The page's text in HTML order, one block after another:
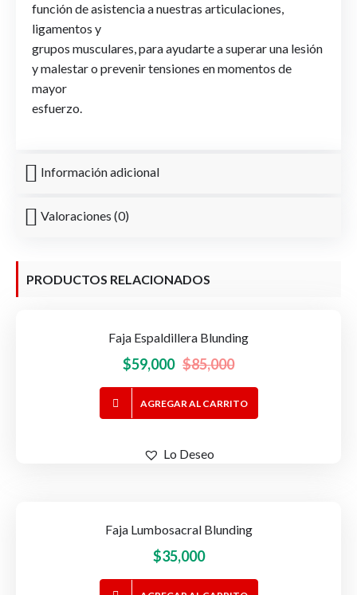
función de asistencia a nuestras articulaciones,
ligamentos y
grupos musculares, para ayudarte a superar una lesión
y malestar o prevenir tensiones en momentos de
mayor
esfuerzo.
Información adicional
Valoraciones (0)
PRODUCTOS RELACIONADOS
Faja Espaldillera Blunding
$85,000El
precio
original
$59,000
El
precio
actual
AGREGAR AL CARRITO
Lo Deseo
Faja Lumbosacral Blunding
$35,000